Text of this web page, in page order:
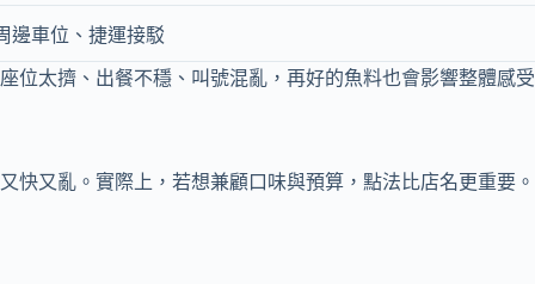
邊車位、捷運接駁
位太擠、出餐不穩、叫號混亂，再好的魚料也會影響整體感
快又亂。實際上，若想兼顧口味與預算，點法比店名更重要。